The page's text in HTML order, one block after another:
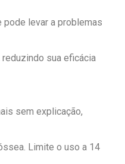
pode levar a problemas
sua eficácia
sem explicação,
Limite o uso a 14